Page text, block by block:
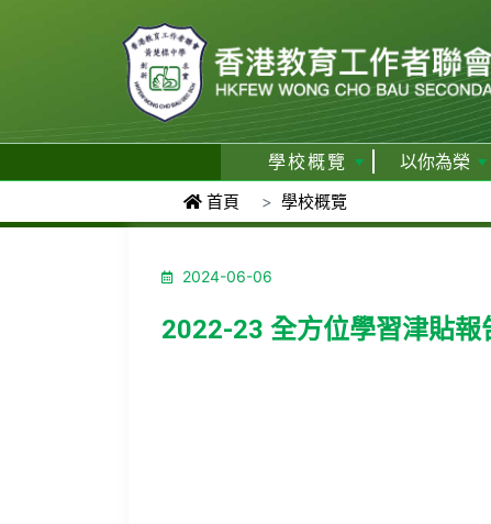
學校概覽 以你為榮
首頁 學校概覽
2024-06-06
2022-23 全方位學習津貼報